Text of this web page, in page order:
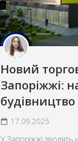
Новий
Запоріжжі:
будівництво
17.09.2025